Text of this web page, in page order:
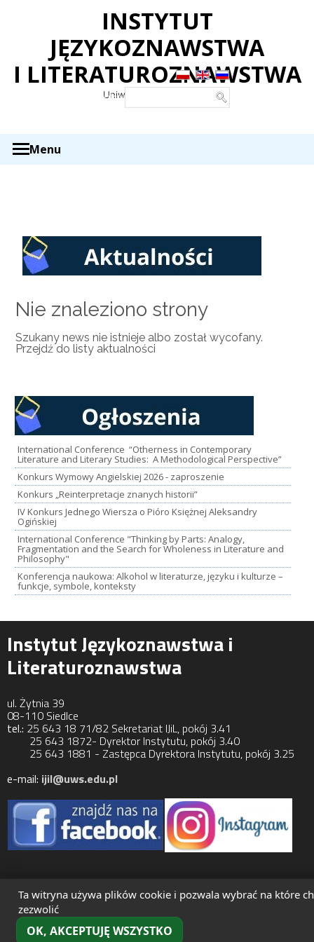
Ta witryna używa plików cookie i pozwala wybrać na które
zezwolić
OK, AKCEPTUJĘ WSZYSTKO
INSTYTUT
JĘZYKOZNAWSTWA
I LITERATUROZNAWSTWA
Uniwersytet w Siedlcach
Wyszukaj
Menu
Nie znaleziono strony
Szukany news nie istnieje albo został wycofany.
Przejdź do listy aktualności
International Conference “Otherness in Contemporary
Literature and Literary Studies: A Methodological Perspective”
Konkurs Wymowy Angielskiej 2026 - zaproszenie
Konkurs „Reinterpretacje znanych historii”
IV Konkurs Jednego Wiersza o Pióro Księżnej Aleksandry
Ogińskiej
International Conference "Thinking by Parts: Analogy,
Fragmentation and the Search for Wholeness in Literature and
Philosophy"
Konferencja naukowa: Alkohol w literaturze, języku i kulturze –
funkcje, symbole, konteksty
Instytut Językoznawstwa i
Literaturoznawstwa
ul. Żytnia 39
08-110 Siedlce
tel.: 25 643 18 71/82 Sekretariat IJiL, pokój 3.41
25 643 1872- Dyrektor Instytutu, pokój 3.40
25 643 1881 - Zastępca Dyrektora Instytutu, pokój 3.25
e-mail: ijil@uws.edu.pl